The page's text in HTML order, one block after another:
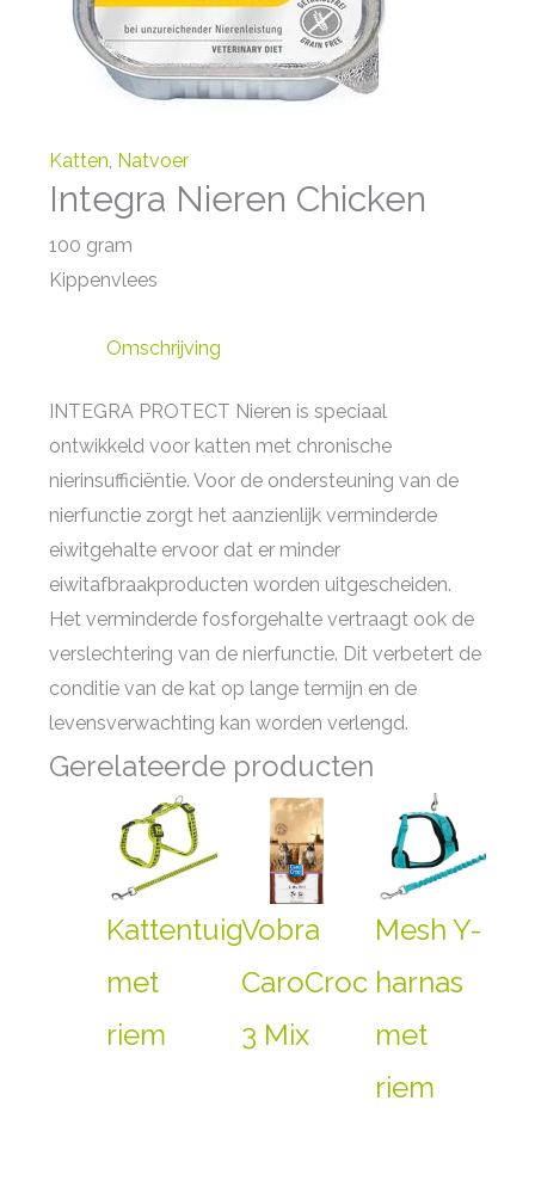
Katten Natvoer
Integra Nieren Chicken
100 gram
Kippenvlees
Omschrijving
INTEGRA PROTECT Nieren is speciaal
ontwikkeld voor katten met chronische
nierinsufficiëntie. Voor de ondersteuning van de
nierfunctie zorgt het aanzienlijk verminderde
eiwitgehalte ervoor dat er minder
eiwitafbraakproducten worden uitgescheiden.
Het verminderde fosforgehalte vertraagt ook de
verslechtering van de nierfunctie. Dit verbetert de
conditie van de kat op lange termijn en de
levensverwachting kan worden verlengd.
Gerelateerde producten
Kattentuig
met
riem
Vobra
CaroCroc
3 Mix
Mesh Y-
harnas
met
riem